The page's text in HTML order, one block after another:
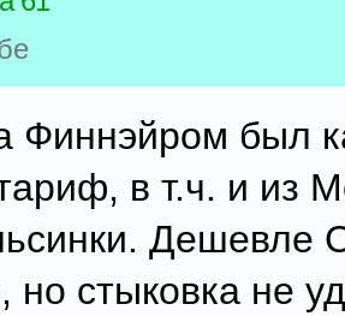
Финнэйром был
в т.ч. и из
Дешевле
но стыковка не